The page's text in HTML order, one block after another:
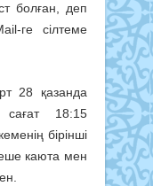
болған, деп
ге сілтеме
28 қазанда
сағат 18:15
бірінші
каюта мен